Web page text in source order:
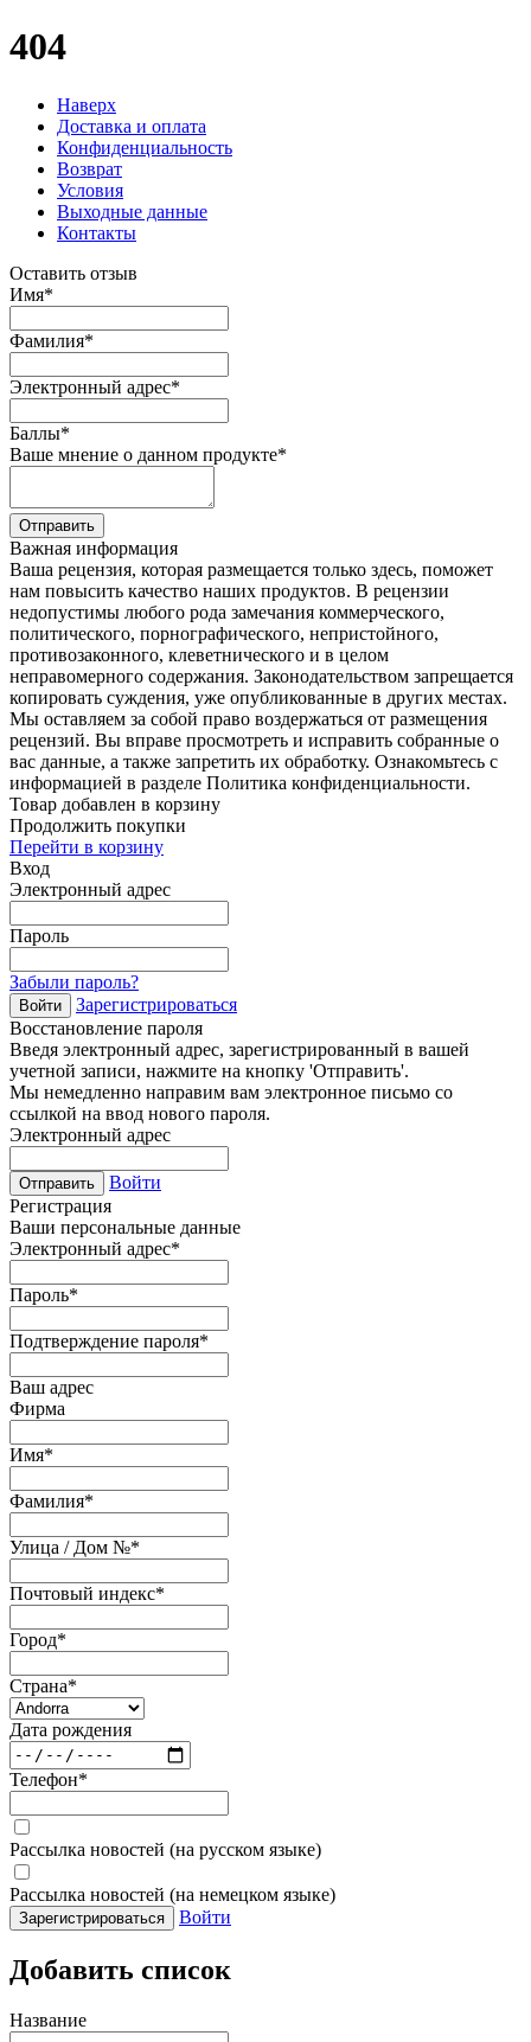
404
Наверх
Доставка и оплата
Конфиденциальность
Возврат
Условия
Выходные данные
Контакты
Оставить отзыв
Имя*
Фамилия*
Электронный адрес*
Баллы*
Ваше мнение о данном продукте*
Отправить
Важная информация
Ваша рецензия, которая размещается только здесь, поможет
нам повысить качество наших продуктов. В рецензии
недопустимы любого рода замечания коммерческого,
политического, порнографического, непристойного,
противозаконного, клеветнического и в целом
неправомерного содержания. Законодательством запрещается
копировать суждения, уже опубликованные в других местах.
Мы оставляем за собой право воздержаться от размещения
рецензий. Вы вправе просмотреть и исправить собранные о
вас данные, а также запретить их обработку. Ознакомьтесь с
информацией в разделе Политика конфиденциальности.
Товар добавлен в корзину
Продолжить покупки
Перейти в корзину
Вход
Электронный адрес
Пароль
Забыли пароль?
Войти
Зарегистрироваться
Восстановление пароля
Введя электронный адрес, зарегистрированный в вашей
учетной записи, нажмите на кнопку 'Отправить'.
Мы немедленно направим вам электронное письмо со
ссылкой на ввод нового пароля.
Электронный адрес
Отправить
Войти
Регистрация
Ваши персональные данные
Электронный адрес*
Пароль*
Подтверждение пароля*
Ваш адрес
Фирма
Имя*
Фамилия*
Улица / Дом №*
Почтовый индекс*
Город*
Страна*
Дата рождения
Телефон*
Рассылка новостей (на русском языке)
Рассылка новостей (на немецком языке)
Зарегистрироваться Войти
Добавить список
Название